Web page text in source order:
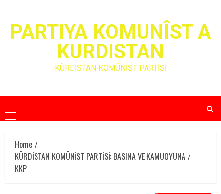
contentPARTIYA KOMUNÎST A
KURDISTAN
KÜRDİSTAN KOMÜNİST PARTİSİ
Primary
Menu
Home
KÜRDİSTAN KOMÜNİST PARTİSİ: BASINA VE KAMUOYUNA
KKP